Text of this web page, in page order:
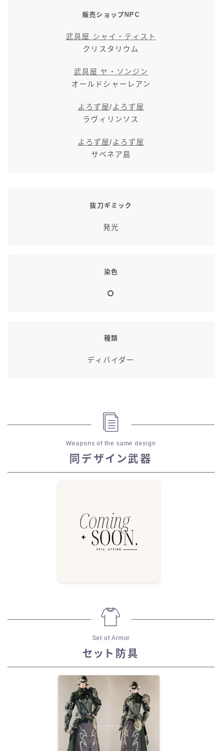
極シタデル・ボズヤ追憶戦
販売ショップNPC
武具屋 シャイ・ティスト
クリスタリウム
武具屋 ヤ・ソンジン
オールドシャーレアン
よろず屋/ よろず屋
ラヴィリンソス
よろず屋/ よろず屋
サベネア島
抜刀ギミック
発光
染色
種類
ディバイダー
Weapons of the same design
同デザイン武器
Set of Armor
セット防具